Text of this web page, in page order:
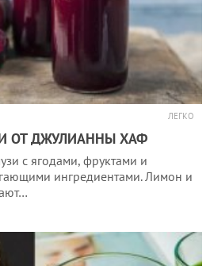
ЛЕГКО
ОТ ДЖУЛИАННЫ ХАФ
с ягодами, фруктами и
ингредиентами. Лимон и